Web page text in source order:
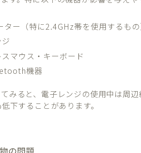
ター（特に2.4GHz帯を使用するもの
マウス・キーボード
機器
みると、電子レンジの使用中は周
下することがあります。